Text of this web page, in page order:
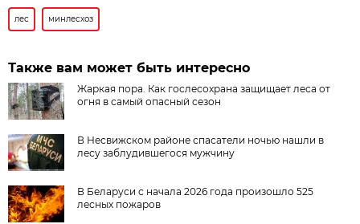
лес минлесхоз
Также вам может быть интересно
Жаркая пора. Как гослесохрана защищает леса от
огня в самый опасный сезон
В Несвижском районе спасатели ночью нашли в
лесу заблудившегося мужчину
В Беларуси с начала 2026 года произошло 525
лесных пожаров